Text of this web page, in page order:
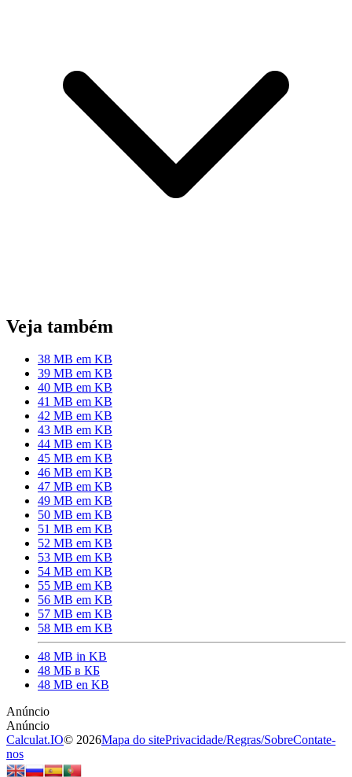
Veja também
38 MB em KB
39 MB em KB
40 MB em KB
41 MB em KB
42 MB em KB
43 MB em KB
44 MB em KB
45 MB em KB
46 MB em KB
47 MB em KB
49 MB em KB
50 MB em KB
51 MB em KB
52 MB em KB
53 MB em KB
54 MB em KB
55 MB em KB
56 MB em KB
57 MB em KB
58 MB em KB
48 MB in KB
48 МБ в КБ
48 MB en KB
Calculat.IO© 2026Mapa do sitePrivacidade/Regras/SobreContate-
nos